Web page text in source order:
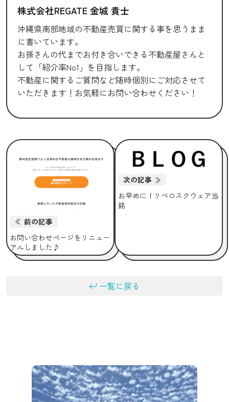
株式会社REGATE 金城 貴士
沖縄県南部地域の不動産売買に関する事を思うまま
に書いています。
お孫さんの代までお付き合いできる不動産屋さんと
して「紹介率No1」を目指します。
不動産に関するご質問など随時個別にご対応させて
いただきます！お気軽にお問い合わせください！
前の記事
お問い合わせページをリニュー
アルしました♪
次の記事
お早めに！リベロスクウェア当
銘
一覧に戻る